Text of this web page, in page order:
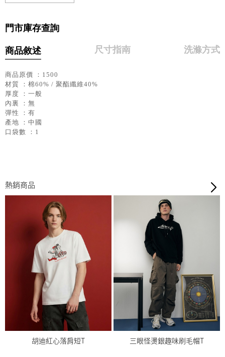
門市庫存查詢
商品敘述 尺寸指南 洗滌方式
商品原價 ：1500
材質 ：棉60% / 聚酯纖維40%
厚度 ：一般
內裏 ：無
彈性 ：有
產地 ：中國
口袋數 ：1
熱銷商品
胡迪紅心落肩短T 三眼怪燙銀趣味刷毛帽T